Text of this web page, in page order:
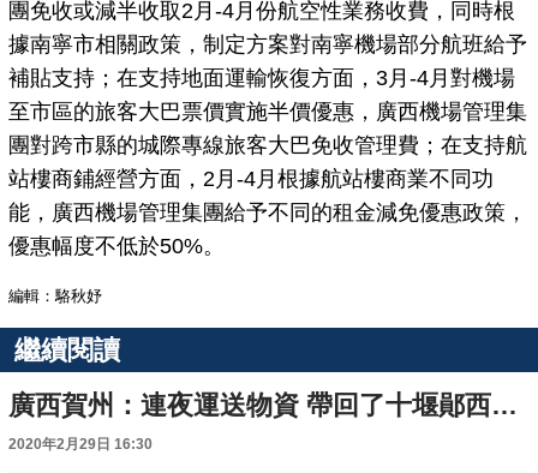
團免收或減半收取2月-4月份航空性業務收費，同時根
據南寧市相關政策，制定方案對南寧機場部分航班給予
補貼支持；在支持地面運輸恢復方面，3月-4月對機場
至市區的旅客大巴票價實施半價優惠，廣西機場管理集
團對跨市縣的城際專線旅客大巴免收管理費；在支持航
站樓商鋪經營方面，2月-4月根據航站樓商業不同功
能，廣西機場管理集團給予不同的租金減免優惠政策，
優惠幅度不低於50%。
編輯：駱秋妤
繼續閱讀
廣西賀州：連夜運送物資 帶回了十堰鄖西縣的感謝信
2020年2月29日 16:30